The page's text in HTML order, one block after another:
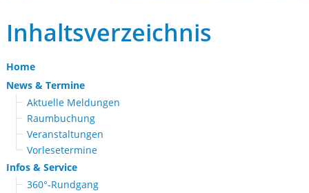
Inhaltsverzeichnis
Home
News & Termine
Aktuelle Meldungen
Raumbuchung
Veranstaltungen
Vorlesetermine
Infos & Service
360°-Rundgang